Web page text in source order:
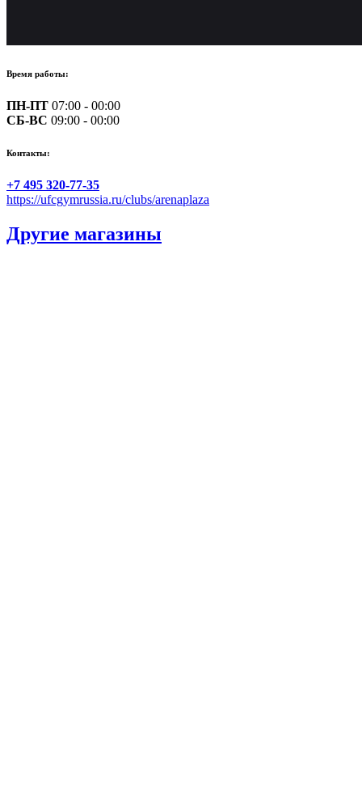
Время работы:
ПН-ПТ 07:00 - 00:00
СБ-ВС 09:00 - 00:00
Контакты:
+7 495 320-77-35
https://ufcgymrussia.ru/clubs/arenaplaza
Другие магазины